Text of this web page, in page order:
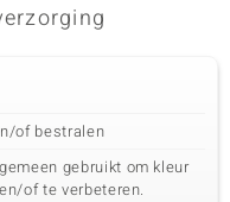
of bestralen
gebruikt om kleur
of te verbeteren.